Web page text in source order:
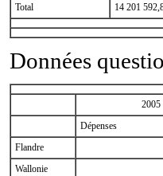
Total
14 201
Données
2005
Dépenses
Flandre
Wallonie